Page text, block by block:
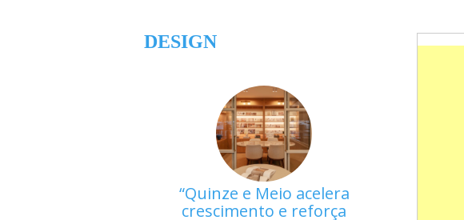
DESIGN
Quinze e Meio acelera
crescimento e reforça